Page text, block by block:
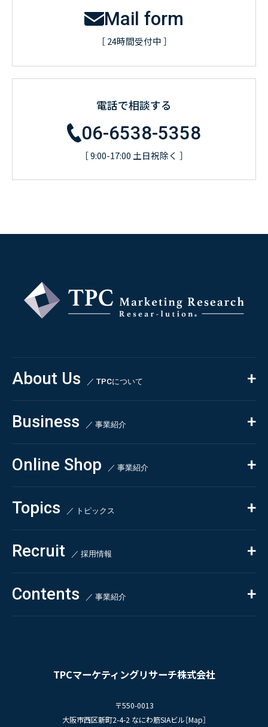
Mail form
［ 24時間受付中 ］
電話で相談する
06-6538-5358
［ 9:00-17:00 土日祝除く ］
TPCマーケティングリサーチ株式会社
〒550-0013
大阪市西区新町2-4-2 なにわ筋SIAビル［Map］
About Us ／ TPCについて
私たちの強み
会社概要・沿革
CSR
Business ／ 事業紹介
コンサルティング
依頼・受託調査
- 市場調査
- 競合調査
- アンケート調査
- クイックリサーチ
自主企画調査
Online Shop ／ 事業紹介
Beauty & Cosmetics
Health & Food
Pharmaceuticals & Medical
Chemical & Life Sciences
Topics ／ トピックス
ALL
お知らせ
新刊情報
掲載情報
Recruit ／ 採用情報
採用TOP
- 求める人物像
Contents ／ 事業紹介
お問い合わせ
プライバシーポリシー